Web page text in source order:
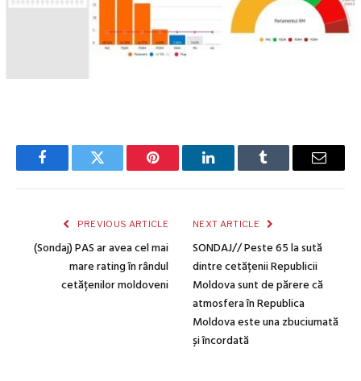
FacebookTwitter Pinterest LinkedInTumblr Email
PREVIOUS ARTICLE
(Sondaj) PAS ar avea cel mai
mare rating în rândul
cetățenilor moldoveni
NEXT ARTICLE
SONDAJ// Peste 65 la sută
dintre cetățenii Republicii
Moldova sunt de părere că
atmosfera în Republica
Moldova este una zbuciumată
și încordată